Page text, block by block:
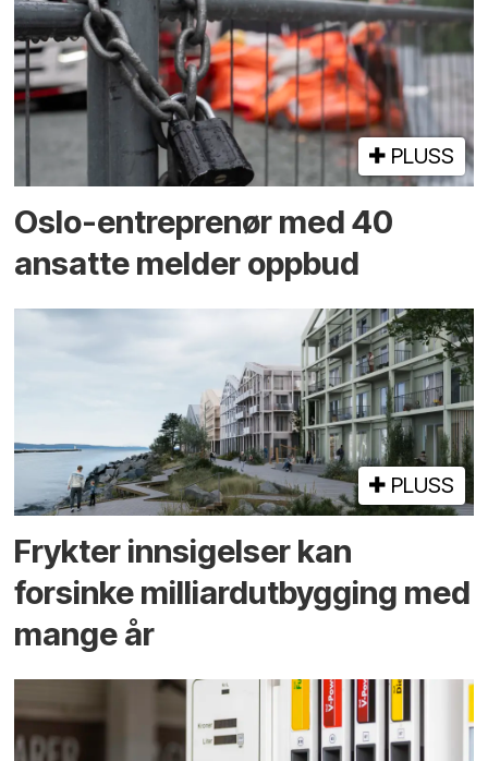
PLUSS
Oslo-entreprenør med 40
ansatte melder oppbud
PLUSS
Frykter innsigelser kan
forsinke milliard­utbygging med
mange år